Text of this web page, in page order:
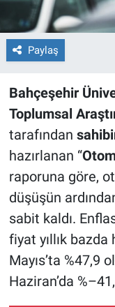
Paylaş
Bahçeşehir
Toplumsal
tarafından
hazırlanan “
raporuna göre,
düşüşün
sabit kaldı.
fiyat yıllık
Mayıs’ta %47,9
Haziran’da